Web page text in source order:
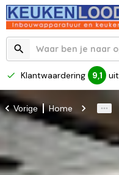
Klantwaardering 9,1 uit
Vorige Home